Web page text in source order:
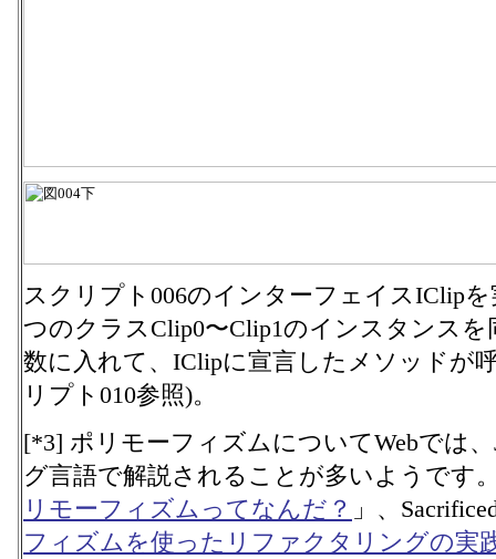
スクリプト006のインターフェイスIClip
つのクラスClip0〜Clip1のインスタンス
数に入れて、IClipに宣言したメソッドが
リプト010参照)。
[*3] ポリモーフィズムについてWebでは
グ言語で解説されることが多いようです
リモーフィズムってなんだ？ 」、
フィズムを使ったリファクタリングの実